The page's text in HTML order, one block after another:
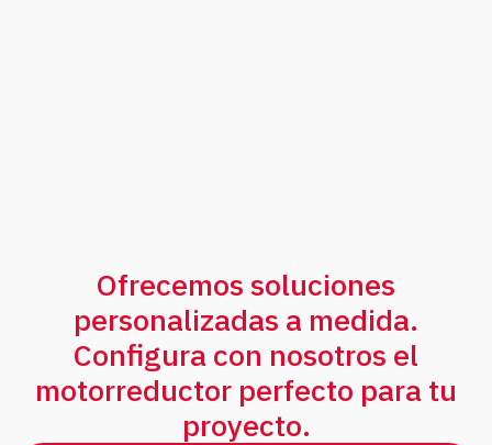
Ofrecemos soluciones
personalizadas a medida.
Configura con nosotros el
motorreductor perfecto para tu
proyecto.